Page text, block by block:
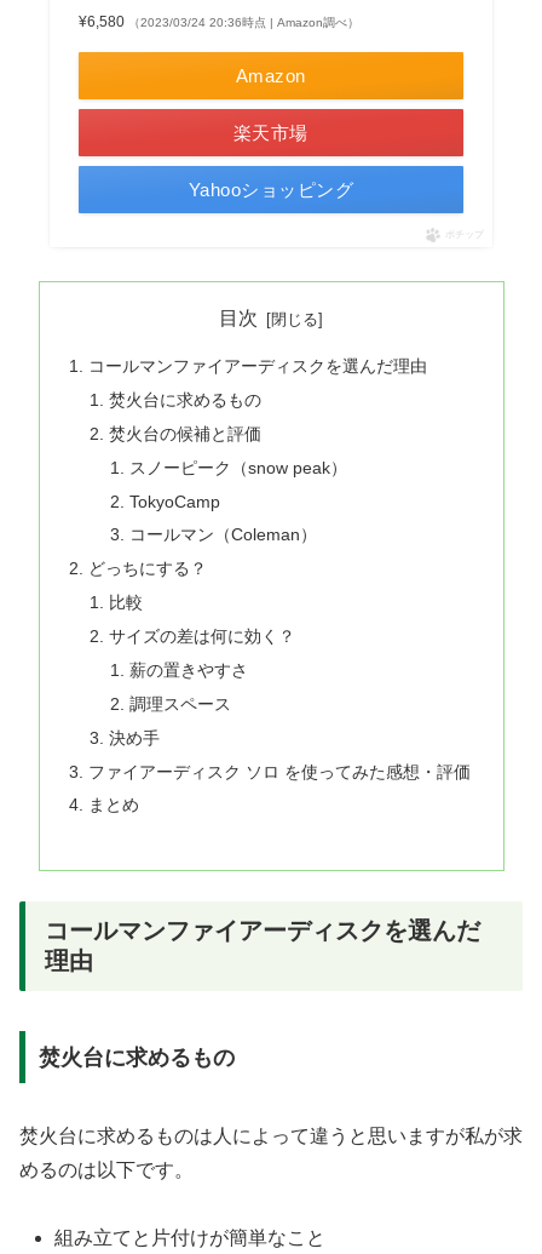
¥6,580 （2023/03/24 20:36時点 | Amazon調べ）
Amazon
楽天市場
Yahooショッピング
ポチップ
目次
コールマンファイアーディスクを選んだ理由
焚火台に求めるもの
焚火台の候補と評価
スノーピーク（snow peak）
TokyoCamp
コールマン（Coleman）
どっちにする？
比較
サイズの差は何に効く？
薪の置きやすさ
調理スペース
決め手
ファイアーディスク ソロ を使ってみた感想・評価
まとめ
コールマンファイアーディスクを選んだ
理由
焚火台に求めるもの
焚火台に求めるものは人によって違うと思いますが私が求
めるのは以下です。
組み立てと片付けが簡単なこと